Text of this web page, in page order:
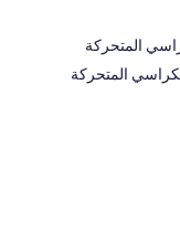
المتحركة
المتحركة